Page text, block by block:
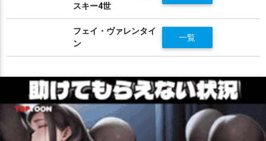
スキー4世
フェイ・ヴァレンタイ
ン
一覧